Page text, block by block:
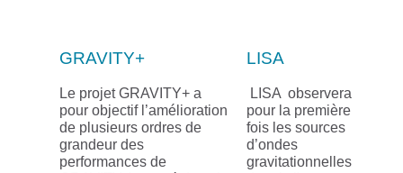
GRAVITY+
Le projet GRAVITY+ a
pour objectif l’amélioration
de plusieurs ordres de
grandeur des
performances de
LISA
LISA observera
pour la première
fois les sources
d’ondes
gravitationnelles